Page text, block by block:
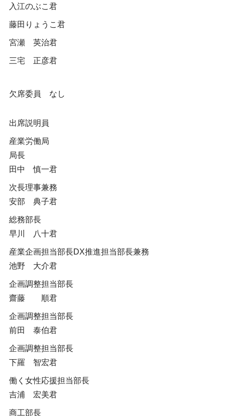
入江のぶこ君
藤田りょうこ君
宮瀬 英治君
三宅 正彦君
欠席委員 なし
出席説明員
産業労働局
局長
田中 慎一君
次長理事兼務
安部 典子君
総務部長
早川 八十君
産業企画担当部長DX推進担当部長兼務
池野 大介君
企画調整担当部長
齋藤 順君
企画調整担当部長
前田 泰伯君
企画調整担当部長
下羅 智宏君
働く女性応援担当部長
吉浦 宏美君
商工部長